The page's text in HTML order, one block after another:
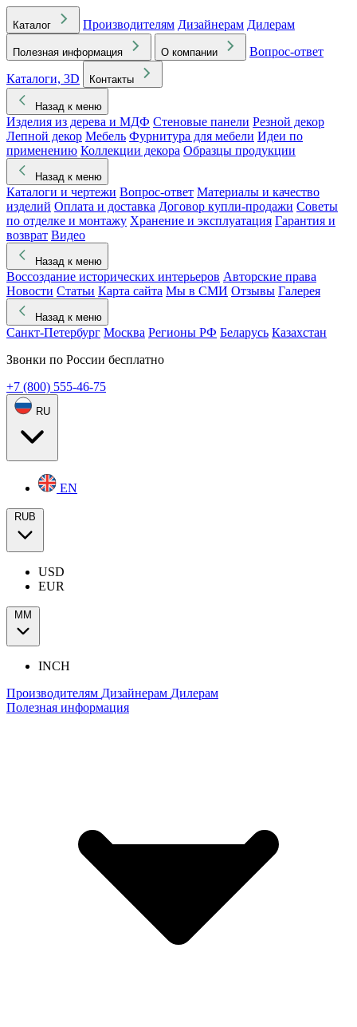
Каталог Производителям Дизайнерам Дилерам
Полезная информация О компании
Вопрос-ответ
Каталоги, 3D
Контакты
Назад к меню
Изделия из дерева и МДФ Стеновые панели Резной декор
Лепной декор Мебель Фурнитура для мебели Идеи по
применению Коллекции декора Образцы продукции
Назад к меню
Каталоги и чертежи Вопрос-ответ Материалы и качество
изделий Оплата и доставка Договор купли-продажи Советы
по отделке и монтажу Хранение и эксплуатация Гарантия и
возврат Видео
Назад к меню
Воссоздание исторических интерьеров Авторские права
Новости Статьи Карта сайта Мы в СМИ Отзывы Галерея
Назад к меню
Санкт-Петербург Москва Регионы РФ Беларусь Казахстан
Звонки по России бесплатно
+7 (800) 555-46-75
RU
EN
RUB
USD
EUR
ММ
INCH
Производителям Дизайнерам Дилерам
Полезная информация